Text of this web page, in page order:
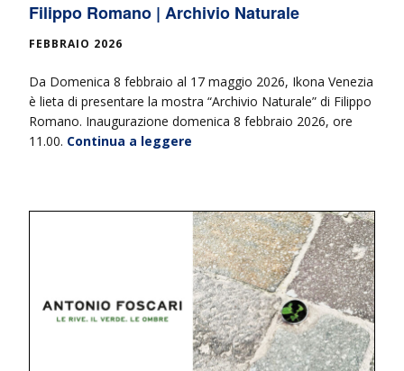
Filippo Romano | Archivio Naturale
FEBBRAIO 2026
Da Domenica 8 febbraio al 17 maggio 2026, Ikona Venezia
è lieta di presentare la mostra “Archivio Naturale” di Filippo
Romano. Inaugurazione domenica 8 febbraio 2026, ore
11.00. Continua a leggere